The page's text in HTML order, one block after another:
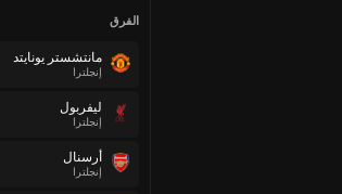
الفرق
مانتشستر يونايتد
إنجلترا
ليفربول
إنجلترا
أرسنال
إنجلترا